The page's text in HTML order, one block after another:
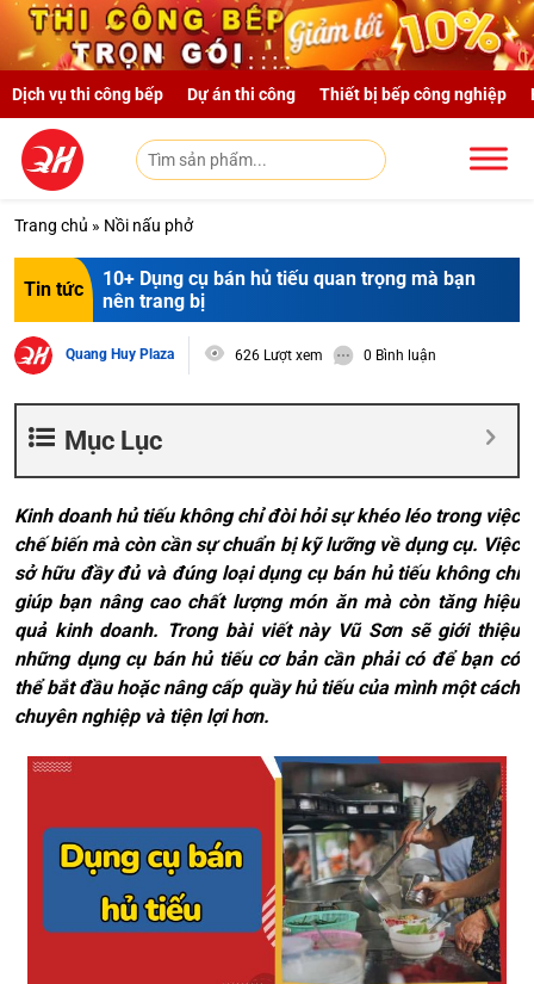
Skip to main content
Dịch vụ thi công bếp Dự án thi công Thiết bị bếp công nghiệp
Trang chủ » Nồi nấu phở
Tin tức
10+ Dụng cụ bán hủ tiếu quan trọng mà bạn
nên trang bị
Quang Huy Plaza 626 Lượt xem 0 Bình luận
Mục Lục
Kinh doanh hủ tiếu không chỉ đòi hỏi sự khéo léo trong việc
chế biến mà còn cần sự chuẩn bị kỹ lưỡng về dụng cụ. Việc
sở hữu đầy đủ và đúng loại dụng cụ bán hủ tiếu không chỉ
giúp bạn nâng cao chất lượng món ăn mà còn tăng hiệu
quả kinh doanh. Trong bài viết này Vũ Sơn sẽ giới thiệu
những dụng cụ bán hủ tiếu cơ bản cần phải có để bạn có
thể bắt đầu hoặc nâng cấp quầy hủ tiếu của mình một cách
chuyên nghiệp và tiện lợi hơn.